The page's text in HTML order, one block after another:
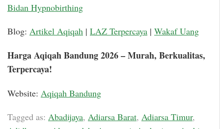
Bidan Hypnobirthing
Blog: Artikel Aqiqah | LAZ Terpercaya | Wakaf Uang
Harga Aqiqah Bandung 2026 – Murah, Berkualitas,
Terpercaya!
Website: Aqiqah Bandung
Tagged as: Abadijaya, Adiarsa Barat, Adiarsa Timur,